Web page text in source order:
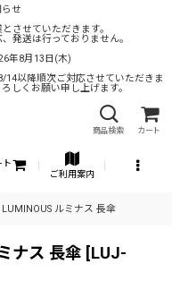
せ
させていただきます。
発送は行っておりません。
年8月13日(木)
14以降順次ご対応させていただきま
しくお願い申し上げます。
商品検索 カート
ト
ご利用案内
LUMINOUS ルミナス 長傘
ナス 長傘 [LUJ-